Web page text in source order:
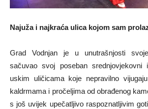
Najuža i najkraća ulica kojom sam
Grad Vodnjan je u unutrašnjosti
sačuvao svoj poseban
uskim uličicama koje nepravilno
kaldrmama i pročeljima od obrađenog
s još uvijek upečatljivo raspoznatljivim